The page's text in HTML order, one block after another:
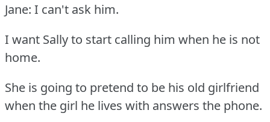
Jane: I can't ask him.
I want Sally to start calling him when he is not
home.
She is going to pretend to be his old girlfriend
when the girl he lives with answers the phone.